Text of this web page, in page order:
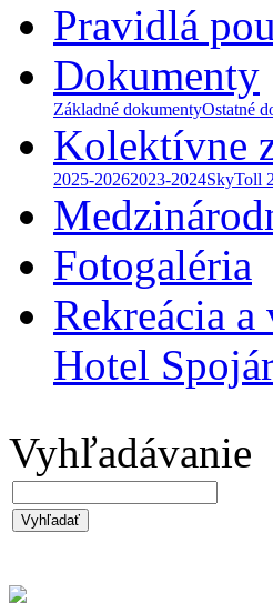
Pravidlá
Dokumenty
Základné dokumentyOstatné
Kolektívne
2025-20262023-2024SkyToll
Fotogaléria
Rekreácia
Hotel
Vyhľadávanie
Vyhľadať